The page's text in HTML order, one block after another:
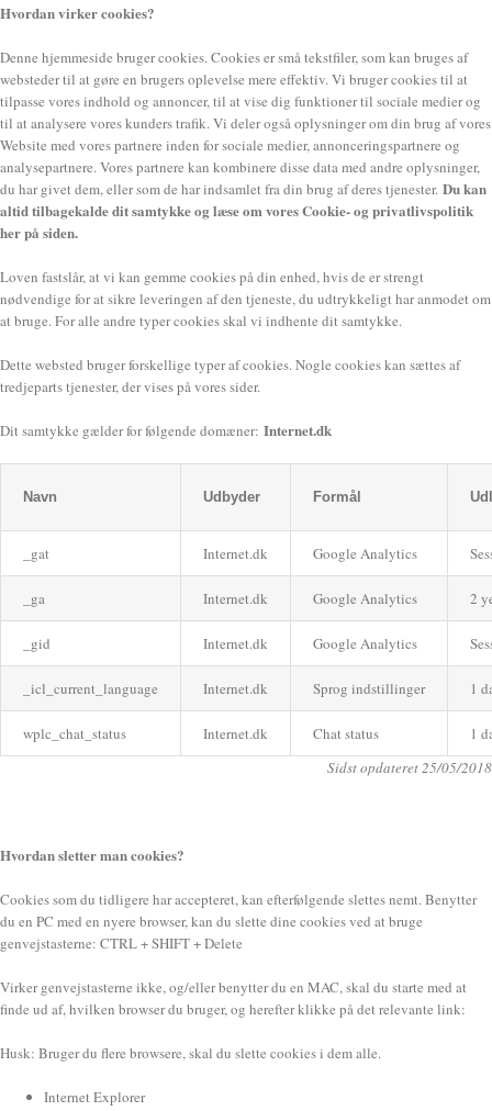
Hvordan virker cookies?
Denne hjemmeside bruger cookies. Cookies er små tekstfiler, som kan bruges af
websteder til at gøre en brugers oplevelse mere effektiv. Vi bruger cookies til at
tilpasse vores indhold og annoncer, til at vise dig funktioner til sociale medier og
til at analysere vores kunders trafik. Vi deler også oplysninger om din brug af vores
Website med vores partnere inden for sociale medier, annonceringspartnere og
analysepartnere. Vores partnere kan kombinere disse data med andre oplysninger,
du har givet dem, eller som de har indsamlet fra din brug af deres tjenester. Du kan
altid tilbagekalde dit samtykke og læse om vores Cookie- og privatlivspolitik
her på siden.
Loven fastslår, at vi kan gemme cookies på din enhed, hvis de er strengt
nødvendige for at sikre leveringen af den tjeneste, du udtrykkeligt har anmodet om
at bruge. For alle andre typer cookies skal vi indhente dit samtykke.
Dette websted bruger forskellige typer af cookies. Nogle cookies kan sættes af
tredjeparts tjenester, der vises på vores sider.
Dit samtykke gælder for følgende domæner: Internet.dk
Navn Udbyder Formål
_gat Internet.dk Google Analytics
_ga Internet.dk Google Analytics 2
_gid Internet.dk Google Analytics
_icl_current_language Internet.dk Sprog indstillinger 1
wplc_chat_status Internet.dk Chat status
1
Sidst opdateret 25/05/2018
Hvordan sletter man cookies?
Cookies som du tidligere har accepteret, kan efterfølgende slettes nemt. Benytter
du en PC med en nyere browser, kan du slette dine cookies ved at bruge
genvejstasterne: CTRL + SHIFT + Delete
Virker genvejstasterne ikke, og/eller benytter du en MAC, skal du starte med at
finde ud af, hvilken browser du bruger, og herefter klikke på det relevante link:
Husk: Bruger du flere browsere, skal du slette cookies i dem alle.
Internet Explorer